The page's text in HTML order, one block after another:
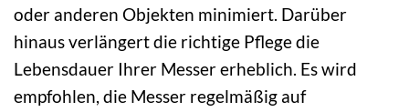
oder anderen Objekten minimiert. Darüber
hinaus verlängert die richtige Pflege die
Lebensdauer Ihrer Messer erheblich. Es wird
empfohlen, die Messer regelmäßig auf